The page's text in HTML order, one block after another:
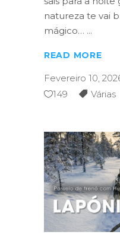
natureza te vai
mágico…
READ MORE
Fevereiro 10,
149
Várias